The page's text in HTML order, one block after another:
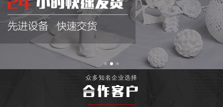
众多知名企业选择
合作客户